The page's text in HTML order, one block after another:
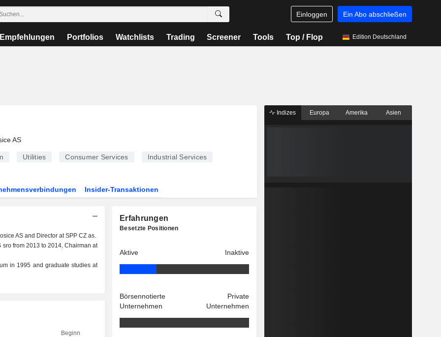
Einloggen Ein Abo abschließen
Empfehlungen Portfolios Watchlists Trading Screener Tools Top / Flop Edition Deutschland
AS
Utilities Consumer Services Industrial Services
Insider-Transaktionen
AS and Director at SPP CZ as.
sro from 2013 to 2014, Chairman at
in 1995 and graduate studies at
Beginn
Erfahrungen
Besetzte Positionen
Aktive Inaktive
Börsennotierte
Unternehmen
Private
Unternehmen
Indizes Europa Amerika Asien